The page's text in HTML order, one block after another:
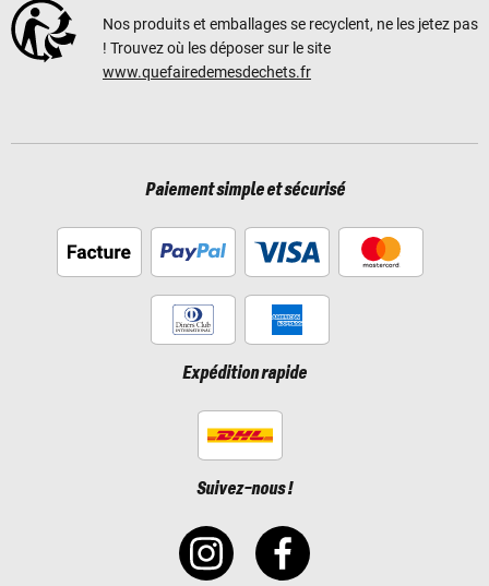
Nos produits et emballages se recyclent, ne les jetez pas
! Trouvez où les déposer sur le site
www.quefairedemesdechets.fr
Paiement simple et sécurisé
Expédition rapide
Suivez-nous !